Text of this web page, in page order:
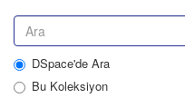
DSpace'de Ara
Bu Koleksiyon